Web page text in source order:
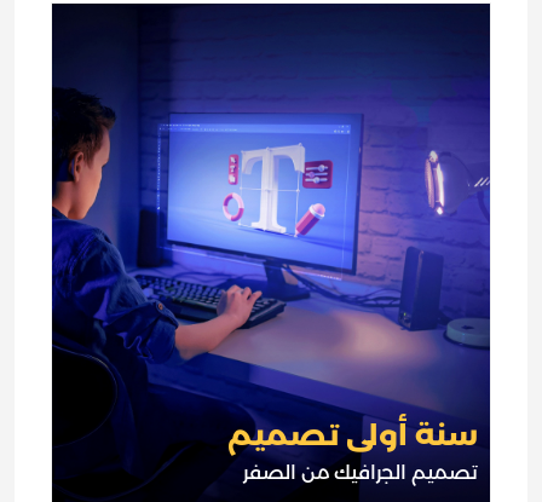
سنة أولى تصميم
تصميم الجرافيك من الصفر